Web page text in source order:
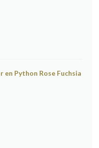
en Python Rose Fuchsia